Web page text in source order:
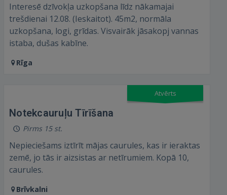
Interesē dzīvokļa uzkopšana līdz nākamajai
trešdienai 12.08. (Ieskaitot). 45m2, normāla
uzkopšana, logi, grīdas. Visvairāk jāsakopj vannas
istaba, dušas kabīne.
Rīga
Atvērts
Notekcauruļu Tīrīšana
Pirms 15 st.
Nepieciešams iztīrīt mājas caurules, kas ir ieraktas
zemē, jo tās ir aizsistas ar netīrumiem. Kopā 10,
caurules.
Brīvkalni